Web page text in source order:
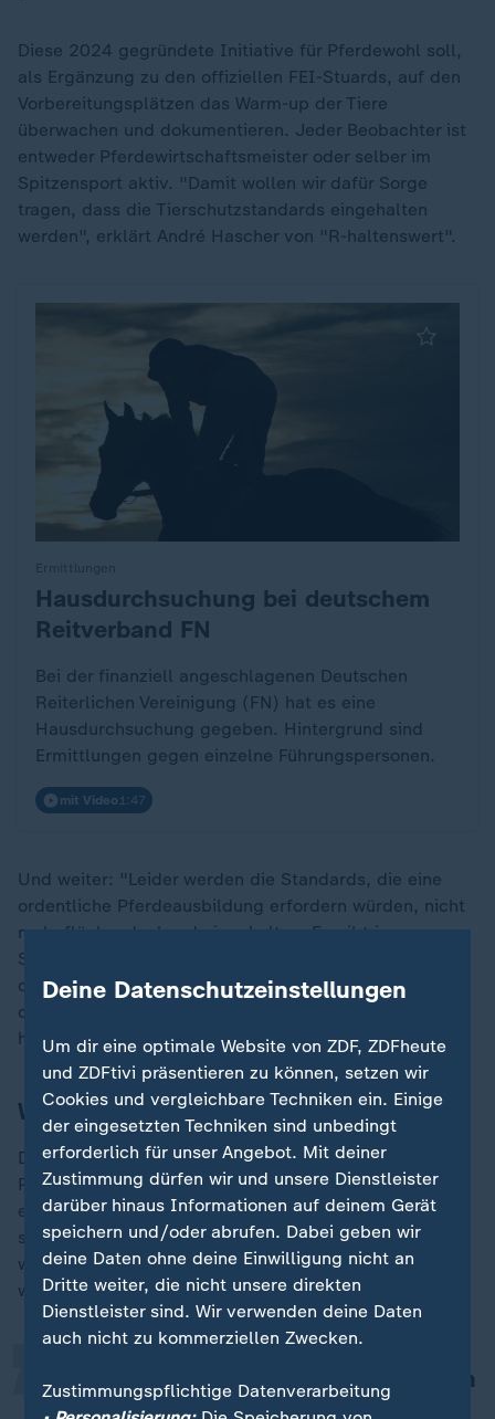
Diese 2024 gegründete Initiative für Pferdewohl soll,
als Ergänzung zu den offiziellen FEI-Stuards, auf den
Vorbereitungsplätzen das Warm-up der Tiere
überwachen und dokumentieren. Jeder Beobachter ist
entweder Pferdewirtschaftsmeister oder selber im
Spitzensport aktiv. "Damit wollen wir dafür Sorge
tragen, dass die Tierschutzstandards eingehalten
werden", erklärt André Hascher von "R-haltenswert".
:Hausdurchsuchung bei deutschem
Reitverband FN
Bei der finanziell angeschlagenen Deutschen
Reiterlichen Vereinigung (FN) hat es eine
Hausdurchsuchung gegeben. Hintergrund sind
Ermittlungen gegen einzelne Führungspersonen.
mit Video 1:47
Und weiter: "Leider werden die Standards, die eine
ordentliche Pferdeausbildung erfordern würden, nicht
mehr flächendeckend eingehalten. Es gibt im
Spitzensport auch eine kleine Blase von Leuten, die
der Maxime "höher, schneller, weiter" folgen - und die
dabei leider das Tierwohl aus den Augen verloren
haben".
Wie reagieren die Aktiven?
Die erfolgreiche Dressurreiterin Isabell Werth,
Präsidentin des International Dressage Rider Clubs,
erachtet diese Maßnahmen zwar als sinnvoll, aber sie
seien nicht neu: "R-haltenswert ist nicht
widersprüchlich zu dem, was wir grundsätzlich alle
wollen und tagtäglich betreiben." Und weiter:
Wir wollen natürlich Leistung bringen
und fragen entsprechende Leistung
„
Deine Datenschutzeinstellungen
Um dir eine optimale Website von ZDF, ZDFheute
und ZDFtivi präsentieren zu können, setzen wir
Cookies und vergleichbare Techniken ein. Einige
der eingesetzten Techniken sind unbedingt
erforderlich für unser Angebot. Mit deiner
Zustimmung dürfen wir und unsere Dienstleister
darüber hinaus Informationen auf deinem Gerät
speichern und/oder abrufen. Dabei geben wir
deine Daten ohne deine Einwilligung nicht an
Dritte weiter, die nicht unsere direkten
Dienstleister sind. Wir verwenden deine Daten
auch nicht zu kommerziellen Zwecken.
Zustimmungspflichtige Datenverarbeitung